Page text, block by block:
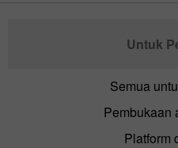
Untuk
Semua
Pembukaan
Platform